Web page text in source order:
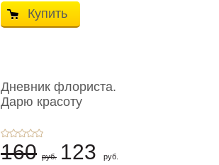
Купить
Дневник флориста.
Дарю красоту
160 руб. 123 руб.